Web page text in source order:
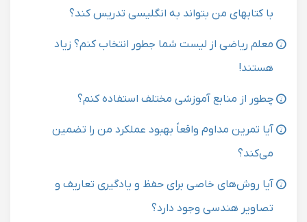
با کتابهای من بتواند به انگلیسی تدریس کند؟
معلم ریاضی از لیست شما جطور انتخاب کنم؟ زیاد
هستند!
چطور از منابع آموزشی مختلف استفاده کنم؟
آیا تمرین مداوم واقعاً بهبود عملکرد من را تضمین
می‌کند؟
آیا روش‌های خاصی برای حفظ و یادگیری تعاریف و
تصاویر هندسی وجود دارد؟